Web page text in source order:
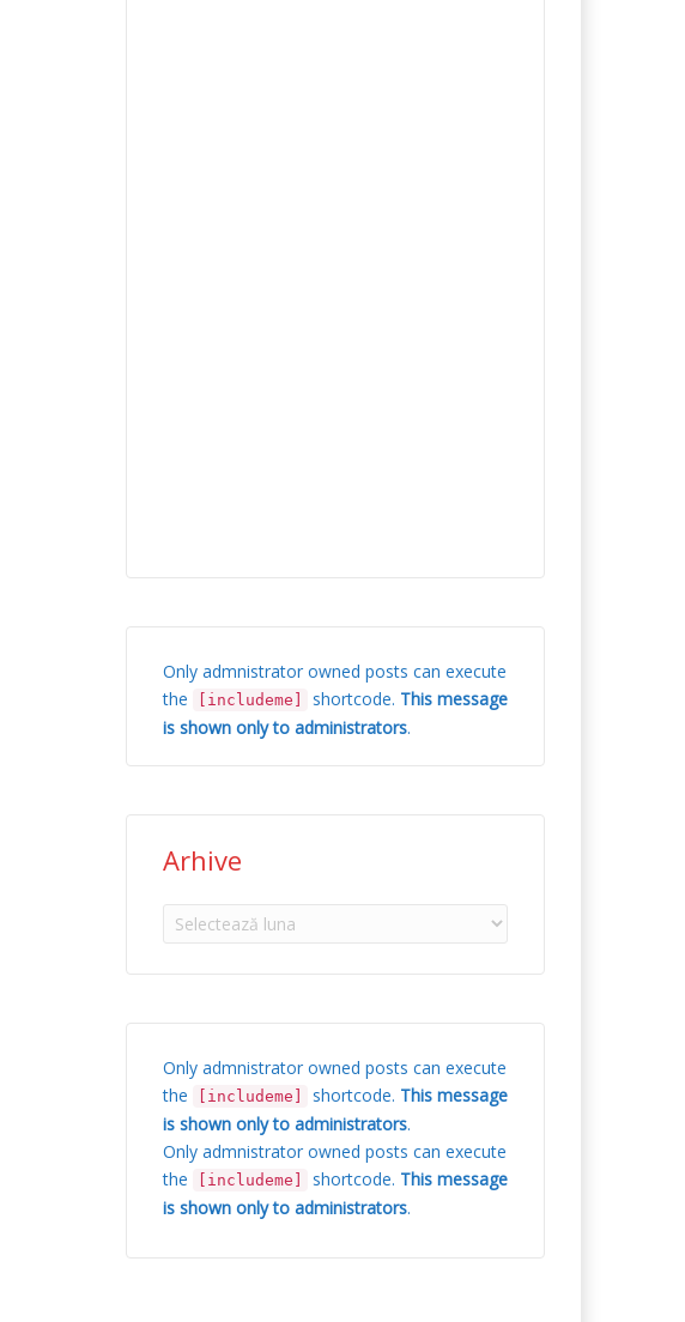
Only admnistrator owned posts can execute
the
[includeme] shortcode. This message
is shown only to administrators.
Arhive
Arhive
Only admnistrator owned posts can execute
the
[includeme] shortcode. This message
is shown only to administrators.
Only admnistrator owned posts can execute
the
[includeme] shortcode. This message
is shown only to administrators.